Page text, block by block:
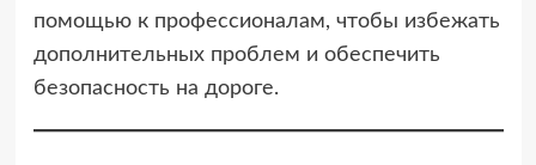
помощью к профессионалам, чтобы избежать
дополнительных проблем и обеспечить
безопасность на дороге.